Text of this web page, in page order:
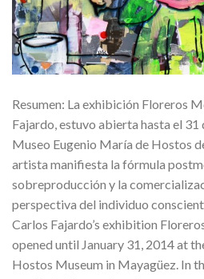
Resumen: La exhibición Floreros
Fajardo, estuvo abierta hasta el 31
Museo Eugenio María de Hostos
artista manifiesta la fórmula
sobreproducción y la
perspectiva del individuo
Carlos Fajardo’s exhibition
opened until January 31, 2014 at
Hostos Museum in Mayagüez. In